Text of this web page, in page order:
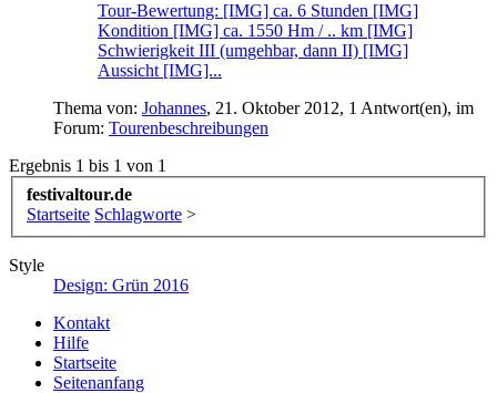
Tour-Bewertung: [IMG] ca. 6 Stunden [IMG]
Kondition [IMG] ca. 1550 Hm / .. km [IMG]
Schwierigkeit III (umgehbar, dann II) [IMG]
Aussicht [IMG]...
Thema von: Johannes, 21. Oktober 2012, 1 Antwort(en), im
Forum: Tourenbeschreibungen
Ergebnis 1 bis 1 von 1
festivaltour.de
Startseite Schlagworte >
Style
Design: Grün 2016
Kontakt
Hilfe
Startseite
Seitenanfang